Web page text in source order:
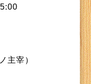
主宰）